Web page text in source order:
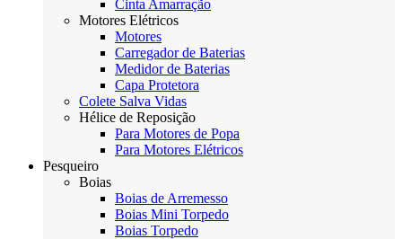
Cinta Amarração
Motores Elétricos
Motores
Carregador de Baterias
Medidor de Baterias
Capa Protetora
Colete Salva Vidas
Hélice de Reposição
Para Motores de Popa
Para Motores Elétricos
Pesqueiro
Boias
Boias de Arremesso
Boias Mini Torpedo
Boias Torpedo